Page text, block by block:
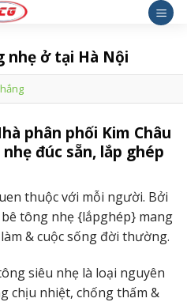
nhẹ ở tại Hà Nội
phân phối Kim Châu
đúc sẵn, lắp ghép
thuộc với mỗi người. Bởi
tông nhẹ {lắpghép} mang
& cuộc sống đời thường.
siêu nhẹ là loại nguyên
chịu nhiệt, chống thấm &